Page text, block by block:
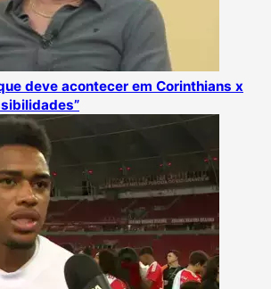
deve acontecer em Corinthians x